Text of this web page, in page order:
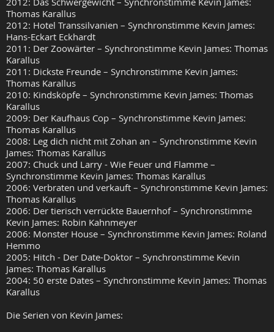
Thomas Karallus
2012: Hotel Transsilvanien – Synchronstimme Kevin James:
Hans-Eckart Eckhardt
2011: Der Zoowärter – Synchronstimme Kevin James: Thomas
Karallus
2011: Dickste Freunde – Synchronstimme Kevin James:
Thomas Karallus
2010: Kindsköpfe – Synchronstimme Kevin James: Thomas
Karallus
2009: Der Kaufhaus Cop – Synchronstimme Kevin James:
Thomas Karallus
2008: Leg dich nicht mit Zohan an – Synchronstimme Kevin
James: Thomas Karallus
2007: Chuck und Larry - Wie Feuer und Flamme –
Synchronstimme Kevin James: Thomas Karallus
2006: Verbraten und verkauft – Synchronstimme Kevin James:
Thomas Karallus
2006: Der tierisch verrückte Bauernhof – Synchronstimme
Kevin James: Robin Kahnmeyer
2006: Monster House – Synchronstimme Kevin James: Roland
Hemmo
2005: Hitch - Der Date-Doktor – Synchronstimme Kevin
James: Thomas Karallus
2004: 50 erste Dates – Synchronstimme Kevin James: Thomas
Karallus
Die Serien von Kevin James: